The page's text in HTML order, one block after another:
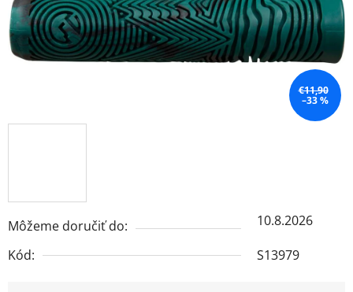
Môžeme doručiť do:
10.8.2026
Kód:
S13979
€11,90
–33 %